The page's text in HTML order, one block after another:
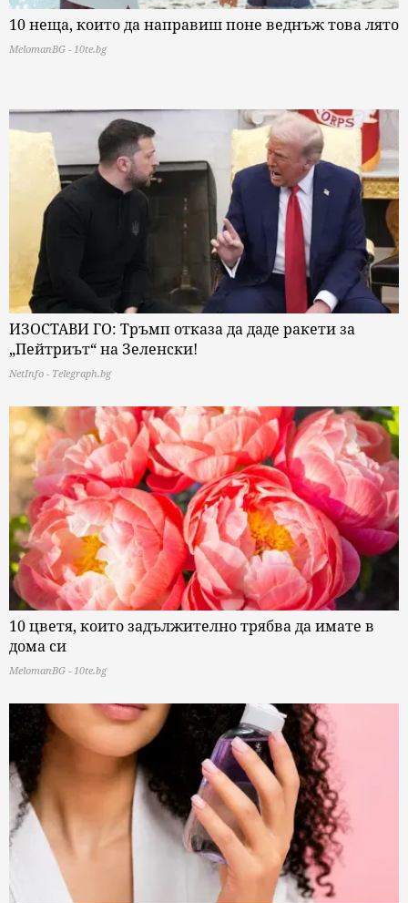
10 неща, които да направиш поне веднъж това лято
MelomanBG - 10te.bg
ИЗОСТАВИ ГО: Тръмп отказа да даде ракети за
„Пейтриът“ на Зеленски!
NetInfo - Telegraph.bg
10 цветя, които задължително трябва да имате в
дома си
MelomanBG - 10te.bg